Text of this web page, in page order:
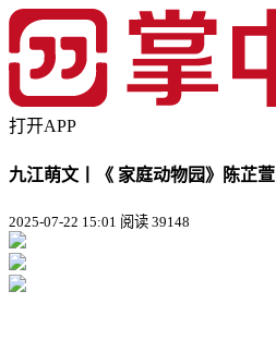
打开APP
九江萌文丨《 家庭动物园》陈芷萱
2025-07-22 15:01 阅读 39148